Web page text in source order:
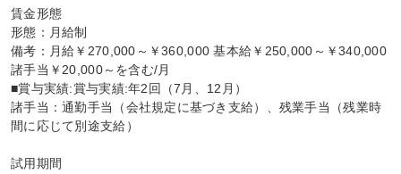
賃金形態
形態：月給制
備考：月給￥270,000～￥360,000 基本給￥250,000～￥340,000
諸手当￥20,000～を含む/月
■賞与実績:賞与実績:年2回（7月、12月）
諸手当：通勤手当（会社規定に基づき支給）、残業手当（残業時
間に応じて別途支給）
試用期間